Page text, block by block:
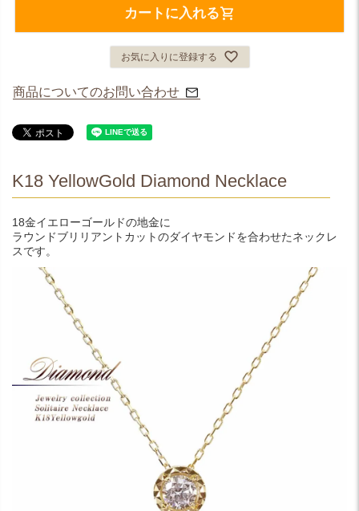
カートに入れる
お気に入りに登録する
商品についてのお問い合わせ
K18 YellowGold Diamond Necklace
18金イエローゴールドの地金に
ラウンドブリリアントカットのダイヤモンドを合わせたネックレ
スです。